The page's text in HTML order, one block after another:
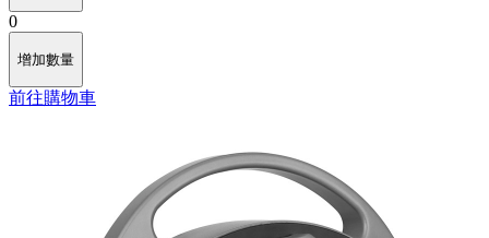
0
增加數量
前往購物車